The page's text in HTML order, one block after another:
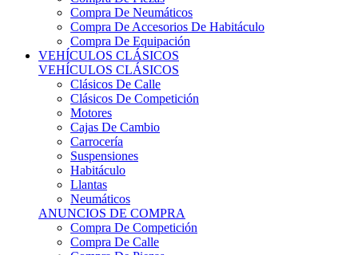
Compra De Accesorios De Habitáculo
Compra De Equipación
VEHÍCULOS CLÁSICOS
VEHÍCULOS CLÁSICOS
Clásicos De Calle
Clásicos De Competición
Motores
Cajas De Cambio
Carrocería
Suspensiones
Habitáculo
Llantas
Neumáticos
ANUNCIOS DE COMPRA
Compra De Competición
Compra De Calle
Compra De Piezas
KARTING